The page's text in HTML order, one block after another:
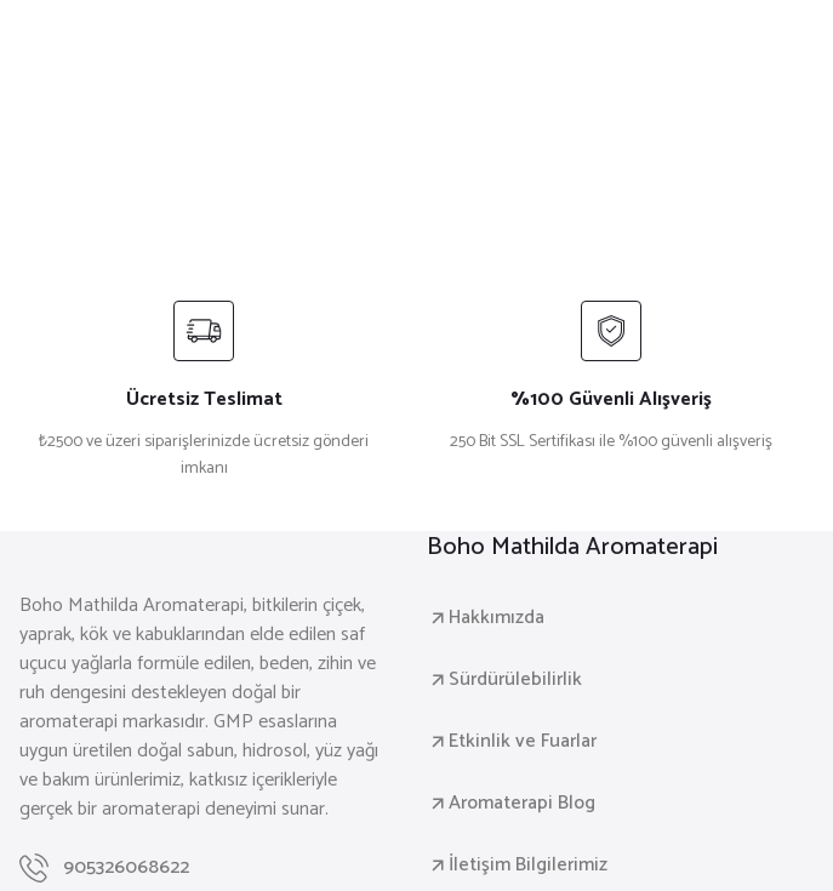
Ücretsiz Teslimat
₺2500 ve üzeri siparişlerinizde ücretsiz gönderi
imkanı
%100 Güvenli Alışveriş
250 Bit SSL Sertifikası ile %100 güvenli alışveriş
Boho Mathilda Aromaterapi, bitkilerin çiçek,
yaprak, kök ve kabuklarından elde edilen saf
uçucu yağlarla formüle edilen, beden, zihin ve
ruh dengesini destekleyen doğal bir
aromaterapi markasıdır. GMP esaslarına
uygun üretilen doğal sabun, hidrosol, yüz yağı
ve bakım ürünlerimiz, katkısız içerikleriyle
gerçek bir aromaterapi deneyimi sunar.
905326068622
Boho Mathilda Aromaterapi
Hakkımızda
Sürdürülebilirlik
Etkinlik ve Fuarlar
Aromaterapi Blog
İletişim Bilgilerimiz